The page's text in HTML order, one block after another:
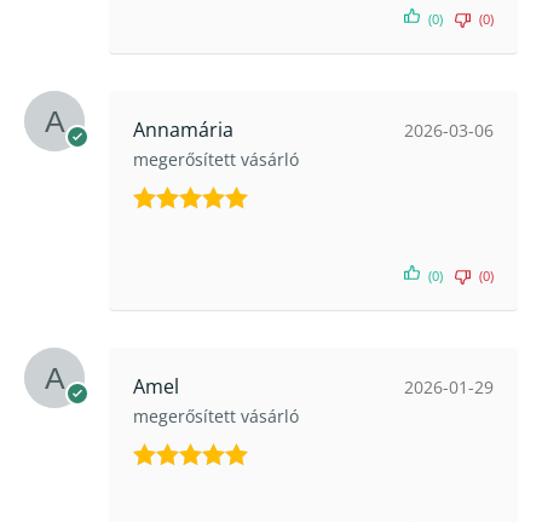
(0) (0)
Annamária
megerősített vásárló
2026-03-06
(0) (0)
Amel
megerősített vásárló
2026-01-29